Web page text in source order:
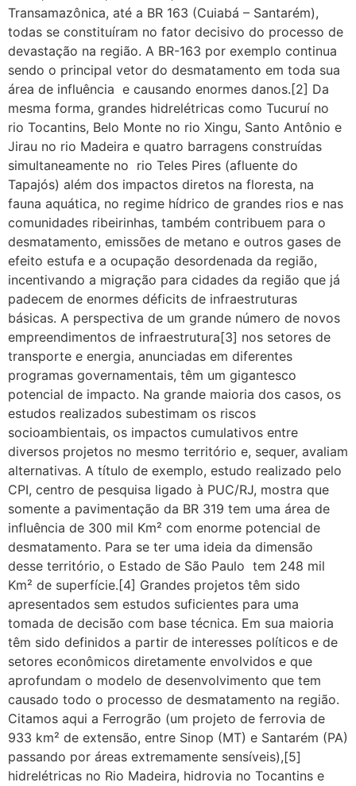
Transamazônica, até a BR 163 (Cuiabá – Santarém),
todas se constituíram no fator decisivo do processo de
devastação na região. A BR-163 por exemplo continua
sendo o principal vetor do desmatamento em toda sua
área de influência e causando enormes danos.[2] Da
mesma forma, grandes hidrelétricas como Tucuruí no
rio Tocantins, Belo Monte no rio Xingu, Santo Antônio e
Jirau no rio Madeira e quatro barragens construídas
simultaneamente no rio Teles Pires (afluente do
Tapajós) além dos impactos diretos na floresta, na
fauna aquática, no regime hídrico de grandes rios e nas
comunidades ribeirinhas, também contribuem para o
desmatamento, emissões de metano e outros gases de
efeito estufa e a ocupação desordenada da região,
incentivando a migração para cidades da região que já
padecem de enormes déficits de infraestruturas
básicas. A perspectiva de um grande número de novos
empreendimentos de infraestrutura[3] nos setores de
transporte e energia, anunciadas em diferentes
programas governamentais, têm um gigantesco
potencial de impacto. Na grande maioria dos casos, os
estudos realizados subestimam os riscos
socioambientais, os impactos cumulativos entre
diversos projetos no mesmo território e, sequer, avaliam
alternativas. A título de exemplo, estudo realizado pelo
CPI, centro de pesquisa ligado à PUC/RJ, mostra que
somente a pavimentação da BR 319 tem uma área de
influência de 300 mil Km² com enorme potencial de
desmatamento. Para se ter uma ideia da dimensão
desse território, o Estado de São Paulo tem 248 mil
Km² de superfície.[4] Grandes projetos têm sido
apresentados sem estudos suficientes para uma
tomada de decisão com base técnica. Em sua maioria
têm sido definidos a partir de interesses políticos e de
setores econômicos diretamente envolvidos e que
aprofundam o modelo de desenvolvimento que tem
causado todo o processo de desmatamento na região.
Citamos aqui a Ferrogrão (um projeto de ferrovia de
933 km² de extensão, entre Sinop (MT) e Santarém (PA)
passando por áreas extremamente sensíveis),[5]
hidrelétricas no Rio Madeira, hidrovia no Tocantins e